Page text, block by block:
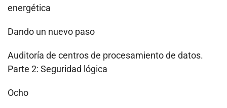
energética
Dando un nuevo paso
Auditoría de centros de procesamiento de datos.
Parte 2: Seguridad lógica
Ocho